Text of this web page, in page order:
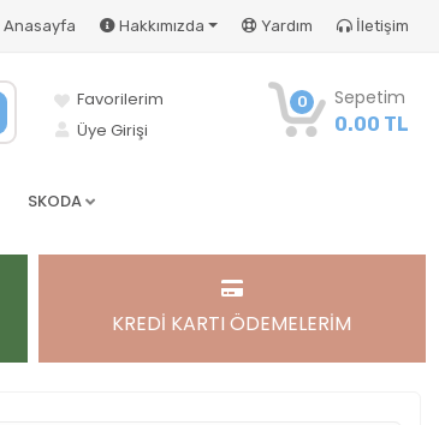
Anasayfa Hakkımızda Yardım İletişim
0 Sepetim
0.00 TL
Favorilerim
Üye Girişi
SKODA
KREDİ KARTI ÖDEMELERİM